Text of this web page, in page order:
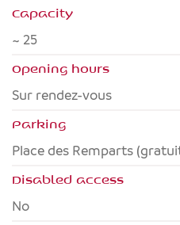
Capacity
~ 25
Opening hours
Sur rendez-vous
Parking
Place des Remparts
Disabled access
no